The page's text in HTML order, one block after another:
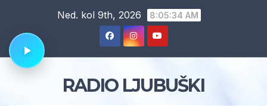
content
Ned. kol 9th, 2026 8:05:35 AM
RADIO LJUBUŠKI